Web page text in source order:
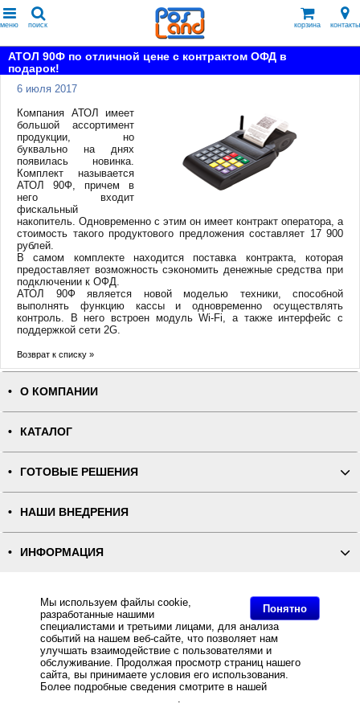
Понятно
Мы используем файлы cookie,
разработанные нашими
специалистами и третьими лицами, для анализа
событий на нашем веб-сайте, что позволяет нам
улучшать взаимодействие с пользователями и
обслуживание. Продолжая просмотр страниц нашего
сайта, вы принимаете условия его использования.
Более подробные сведения смотрите в нашей
.
меню поиск корзина контакты
АТОЛ 90Ф по отличной цене с контрактом ОФД в
подарок!
6 июля 2017
Компания АТОЛ имеет
большой ассортимент
продукции, но
буквально на днях
появилась новинка.
Комплект называется
АТОЛ 90Ф, причем в
него входит
фискальный
накопитель. Одновременно с этим он имеет контракт оператора, а
стоимость такого продуктового предложения составляет 17 900
рублей.
В самом комплекте находится поставка контракта, которая
предоставляет возможность сэкономить денежные средства при
подключении к ОФД.
АТОЛ 90Ф является новой моделью техники, способной
выполнять функцию кассы и одновременно осуществлять
контроль. В него встроен модуль Wi-Fi, а также интерфейс с
поддержкой сети 2G.
Возврат к списку »
О КОМПАНИИ
КАТАЛОГ
ГОТОВЫЕ РЕШЕНИЯ
НАШИ ВНЕДРЕНИЯ
ИНФОРМАЦИЯ
ПОЛНАЯ ВЕРСИЯ
Интернет-магазин "ПОСЛЭНД" - торгового оборудования, оборудования для автоматизации общепита и
торговли, расходных материалов
Все права защищены, ООО "ПОСЛЭНД" © 2008-2026.
Политика конфиденциальности
Основное: АТОЛ 90Ф по отличной цене с контрактом ОФД в подарок!, АТОЛ 90Ф по отличной цене с